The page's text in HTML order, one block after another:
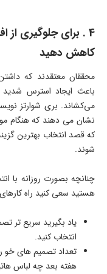
4 . برای جلوگیری
کاهش دهید
محققان معتقدند که
باعث ایجاد استرس
می‌کشاند. بری شوارتز
نشان می دهند که هنگام
که قصد انتخاب بهترین
شوند.
چنانچه بصورت روزانه با
هستید سعی کنید راه کارهای
یاد بگیرید سریع تر
انتخاب کنید.
تعداد تصمیم های خو
هفته بعد چه لباس